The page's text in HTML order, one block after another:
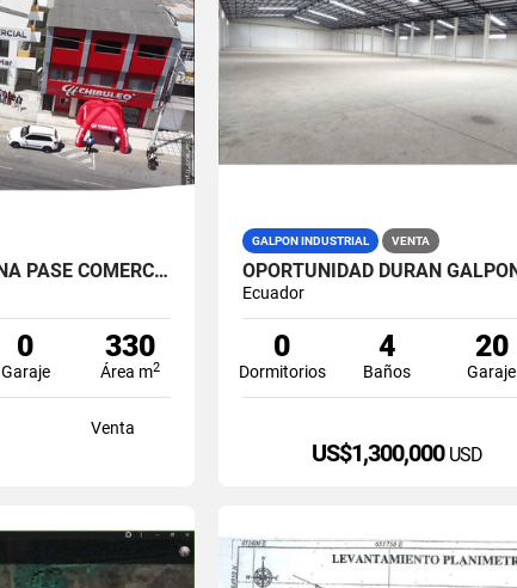
LA LIBERTAD SANTA ELENA PASE COMERCIAL CON 8 LOCALES EN VENTA
0
Garaje
330
Área m2
Venta
GALPON INDUSTRIAL VENTA
Ecuador
0
Dormitorios
4
Baños
20
Garaje
US$1,300,000 USD